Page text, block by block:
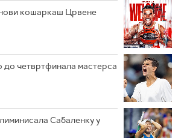
кошаркаш Црвене
четвртфинала мастерса
Сабаленку у